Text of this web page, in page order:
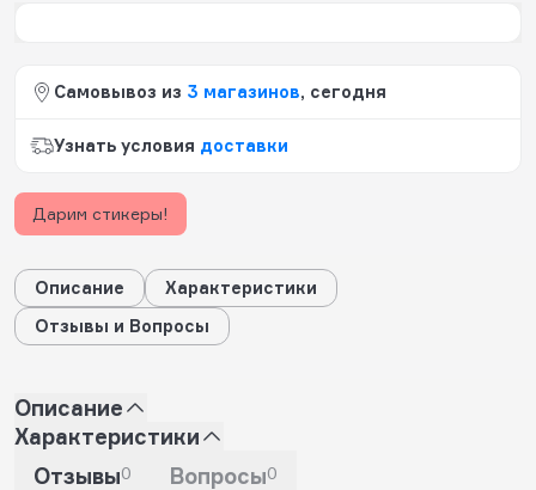
Самовывоз из 3 магазинов, сегодня
Узнать условия доставки
Дарим стикеры!
Описание
Характеристики
Отзывы и Вопросы
Описание
Характеристики
Отзывы0 Вопросы0